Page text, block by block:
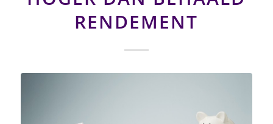
RENDEMENT